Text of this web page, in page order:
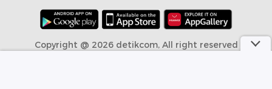
Copyright @ 2026 detikcom, All right reserved